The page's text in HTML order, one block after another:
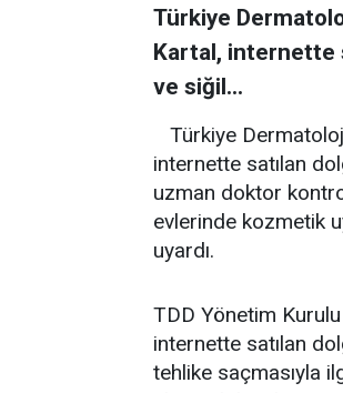
Türkiye
Kartal, internette
ve siğil...
Türkiye
internette satılan
uzman doktor
evlerinde kozmetik
uyardı.
TDD Yönetim
internette satılan
tehlike saçmasıyla